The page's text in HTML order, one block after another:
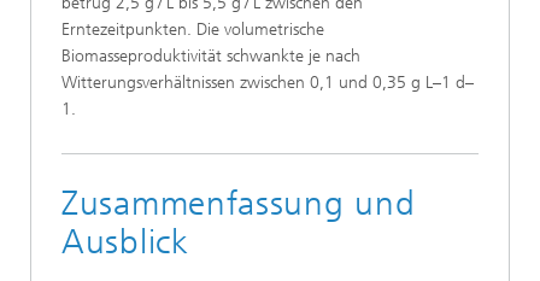
Erntezeitpunkten. Die volumetrische
Biomasseproduktivität schwankte je nach
Witterungsverhältnissen zwischen 0,1 und 0,35 g L–1 d–
1.
Zusammenfassung und
Ausblick